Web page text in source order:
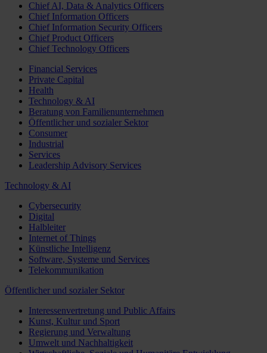
Chief AI, Data & Analytics Officers
Chief Information Officers
Chief Information Security Officers
Chief Product Officers
Chief Technology Officers
Financial Services
Private Capital
Health
Technology & AI
Beratung von Familienunternehmen
Öffentlicher und sozialer Sektor
Consumer
Industrial
Services
Leadership Advisory Services
Technology & AI
Cybersecurity
Digital
Halbleiter
Internet of Things
Künstliche Intelligenz
Software, Systeme und Services
Telekommunikation
Öffentlicher und sozialer Sektor
Interessenvertretung und Public Affairs
Kunst, Kultur und Sport
Regierung und Verwaltung
Umwelt und Nachhaltigkeit